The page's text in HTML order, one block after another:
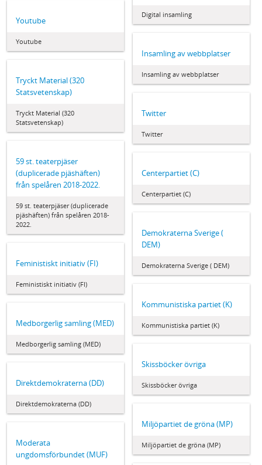
Digital insamling
Youtube
Youtube
Insamling av webbplatser
Insamling av webbplatser
Tryckt Material (320
Statsvetenskap)
Tryckt Material (320
Statsvetenskap)
Twitter
Twitter
59 st. teaterpjäser
(duplicerade pjäshäften)
från spelåren 2018-2022.
59 st. teaterpjäser (duplicerade
pjäshäften) från spelåren 2018-
2022.
Centerpartiet (C)
Centerpartiet (C)
Demokraterna Sverige (
DEM)
Demokraterna Sverige ( DEM)
Feministiskt initiativ (FI)
Feministiskt initiativ (FI)
Kommunistiska partiet (K)
Kommunistiska partiet (K)
Medborgerlig samling (MED)
Medborgerlig samling (MED)
Skissböcker övriga
Skissböcker övriga
Direktdemokraterna (DD)
Direktdemokraterna (DD)
Miljöpartiet de gröna (MP)
Miljöpartiet de gröna (MP)
Moderata
ungdomsförbundet (MUF)